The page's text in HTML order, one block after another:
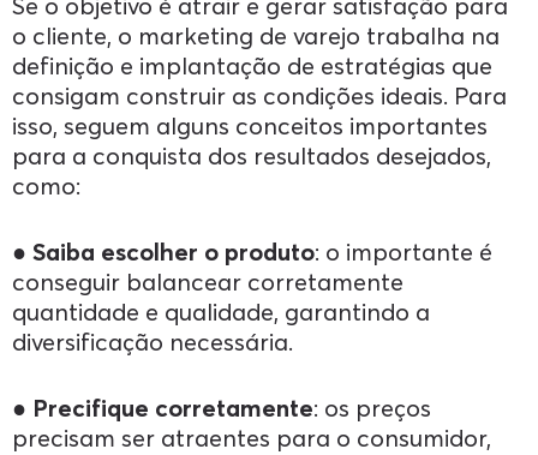
o cliente, o marketing de varejo trabalha na
definição e implantação de estratégias que
consigam construir as condições ideais. Para
isso, seguem alguns conceitos importantes
para a conquista dos resultados desejados,
como:
● Saiba escolher o produto: o importante é
conseguir balancear corretamente
quantidade e qualidade, garantindo a
diversificação necessária.
● Precifique corretamente: os preços
precisam ser atraentes para o consumidor,